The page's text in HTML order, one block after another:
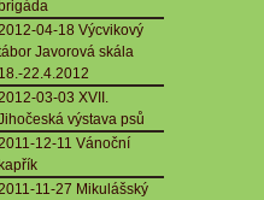
04-18 Výcvikový
Javorová skála
18.-22.4.2012
03-03 XVII.
výstava psů
12-11 Vánoční
11-27 Mikulášský